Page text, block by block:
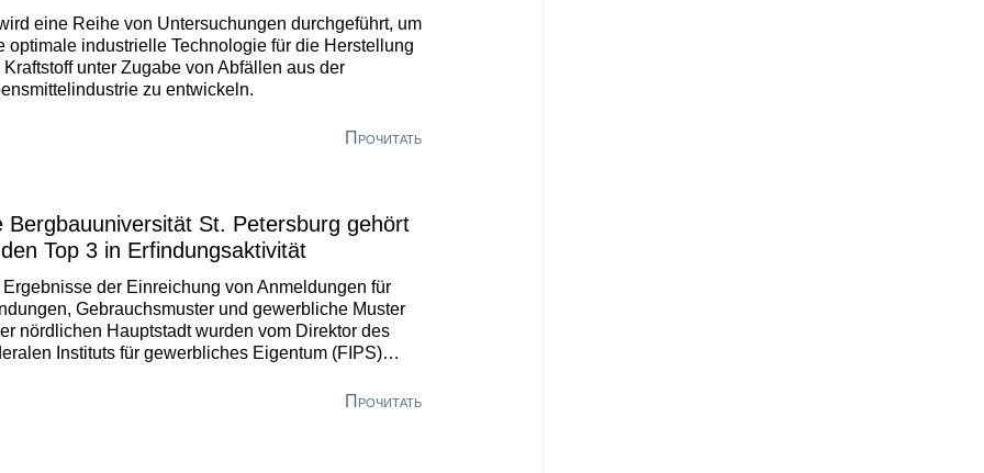
eine Reihe von Untersuchungen durchgeführt, um
optimale industrielle Technologie für die Herstellung
Kraftstoff unter Zugabe von Abfällen aus der
zu entwickeln.
Прочитать
Bergbauuniversität St. Petersburg gehört
Top 3 in Erfindungsaktivität
Ergebnisse der Einreichung von Anmeldungen für
Gebrauchsmuster und gewerbliche Muster
nördlichen Hauptstadt wurden vom Direktor des
Instituts für gewerbliches Eigentum (FIPS)
Прочитать